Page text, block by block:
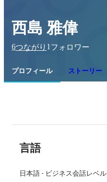
西島 雅偉
6つながり 1 フォロワー
プロフィール ストーリー
言語
日本語 - ビジネス会話レベル